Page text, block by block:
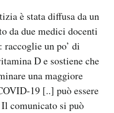
è stata diffusa da un
da due medici docenti
un po’ di
D e sostiene che
una maggiore
19 [..] può essere
comunicato si può